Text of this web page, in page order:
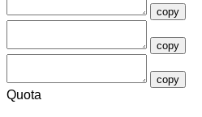
copy
copy
copy
Quota